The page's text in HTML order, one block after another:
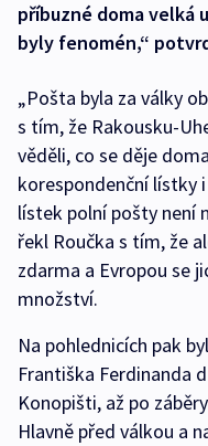
příbuzné doma velká
byly fenomén,“
„Pošta byla za války
s tím, že Rakousku-
věděli, co se děje
korespondenční lístky
lístek polní pošty není
řekl Roučka s tím, že
zdarma a Evropou se
množství.
Na pohlednicích pak
Františka Ferdinanda
Konopišti, až po
Hlavně před válkou a